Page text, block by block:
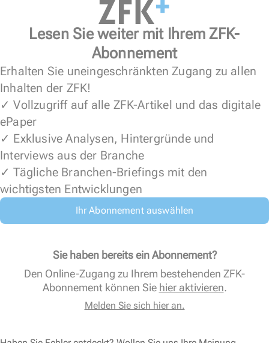
Lesen Sie weiter mit Ihrem ZFK-
Abonnement
Erhalten Sie uneingeschränkten Zugang zu allen
Inhalten der ZFK!
✓ Vollzugriff auf alle ZFK-Artikel und das digitale
ePaper
✓ Exklusive Analysen, Hintergründe und
Interviews aus der Branche
✓ Tägliche Branchen-Briefings mit den
wichtigsten Entwicklungen
Ihr Abonnement auswählen
Sie haben bereits ein Abonnement?
Den Online-Zugang zu Ihrem bestehenden ZFK-
Abonnement können Sie hier aktivieren.
Melden Sie sich hier an.